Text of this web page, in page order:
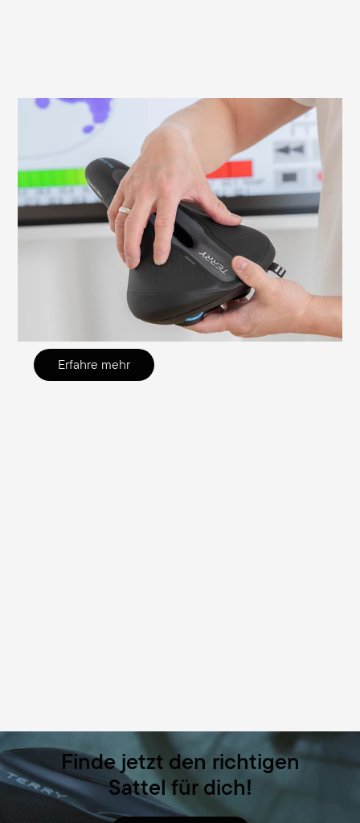
Worauf du beim Montieren deines Sattels
Es ist wichtig, den Sattel richtig
einzustellen, um Sitzbeschwerden zu
vermeiden und eine effiziente Fahrt zu
ermöglichen. Wir erklären dir hier, worauf
du achten solltest und wie du die nötigen
Einstellungen selbst überprüfen und
justieren kannst.
Erfahre mehr
Finde jetzt den richtigen
Sattel für dich!